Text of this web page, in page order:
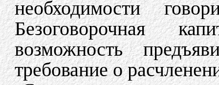
необходимости
Безоговорочная
возможность
требование о